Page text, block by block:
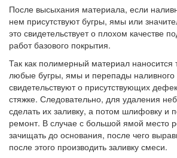
После высыхания материала, если
нем присутствуют бугры, ямы или
это свидетельствует о плохом качестве
работ базового покрытия.
Так как полимерный материал наносится
любые бугры, ямы и перепады наливного
свидетельствуют о присутствующих
стяжке. Следовательно, для удаления
сделать их заливку, а потом шлифовку и
ремонт. В случае с большой ямой место
зачищать до основания, после чего
после этого производить заливку смеси.